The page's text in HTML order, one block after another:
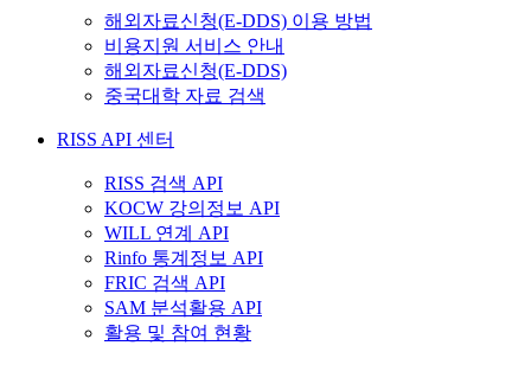
해외자료신청(E-DDS) 이용 방법
비용지원 서비스 안내
해외자료신청(E-DDS)
중국대학 자료 검색
RISS API 센터
RISS 검색 API
KOCW 강의정보 API
WILL 연계 API
Rinfo 통계정보 API
FRIC 검색 API
SAM 분석활용 API
활용 및 참여 현황